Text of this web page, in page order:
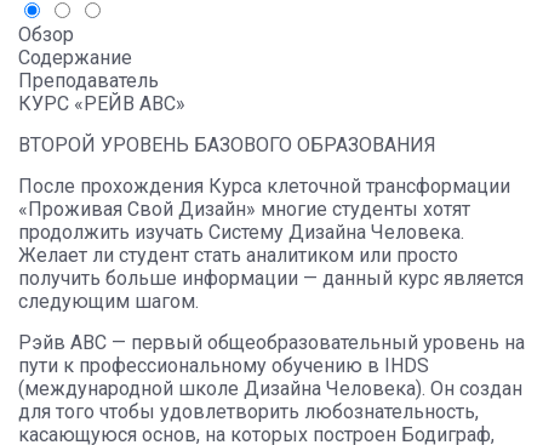
Обзор
Содержание
Преподаватель
КУРС «РЕЙВ АВС»
ВТОРОЙ УРОВЕНЬ БАЗОВОГО ОБРАЗОВАНИЯ
После прохождения Курса клеточной трансформации
«Проживая Свой Дизайн» многие студенты хотят
продолжить изучать Систему Дизайна Человека.
Желает ли студент стать аналитиком или просто
получить больше информации — данный курс является
следующим шагом.
Рэйв ABC — первый общеобразовательный уровень на
пути к профессиональному обучению в IHDS
(международной школе Дизайна Человека). Он создан
для того чтобы удовлетворить любознательность,
касающуюся основ, на которых построен Бодиграф,